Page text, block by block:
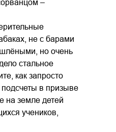
–
не с барами
но очень
стальное
как запросто
в призыве
на земле детей
учеников,